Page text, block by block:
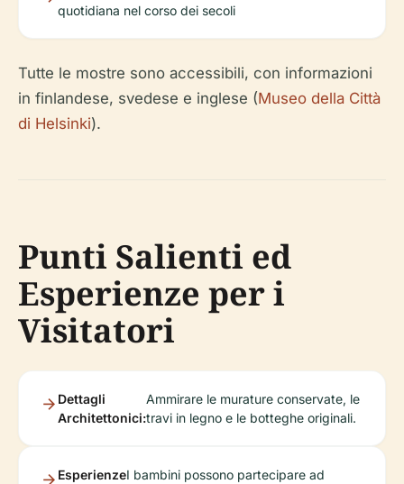
quotidiana nel corso dei secoli
Tutte le mostre sono accessibili, con informazioni
in finlandese, svedese e inglese (Museo della Città
di Helsinki).
Punti Salienti ed
Esperienze per i
Visitatori
Dettagli
Architettonici:
Ammirare le murature conservate, le
travi in legno e le botteghe originali.
EsperienzeI bambini possono partecipare ad